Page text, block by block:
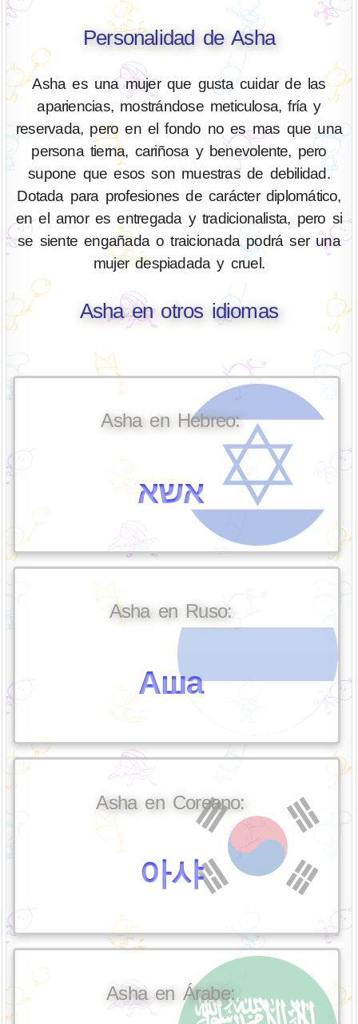
Personalidad de Asha
Asha es una mujer que gusta cuidar de las
apariencias, mostrándose meticulosa, fría y
reservada, pero en el fondo no es mas que una
persona tierna, cariñosa y benevolente, pero
supone que esos son muestras de debilidad.
Dotada para profesiones de carácter diplomático,
en el amor es entregada y tradicionalista, pero si
se siente engañada o traicionada podrá ser una
mujer despiadada y cruel.
Asha en otros idiomas
Asha en Hebreo:
אשא
Asha en Ruso:
Аша
Asha en Coreano:
아샤
Asha en Árabe: